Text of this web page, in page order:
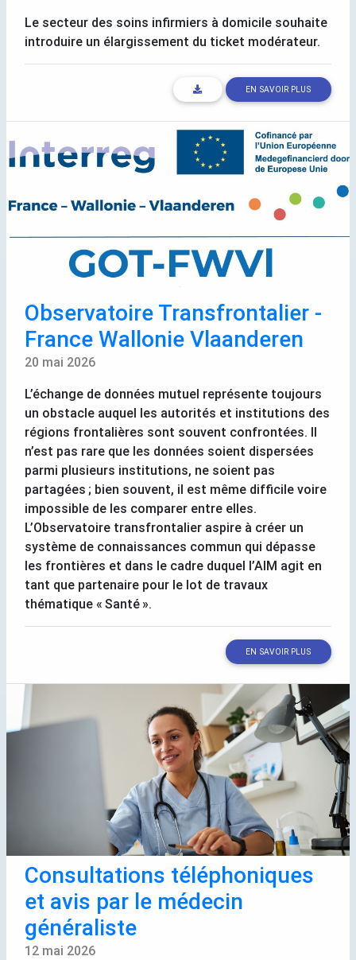
Le secteur des soins infirmiers à domicile souhaite
introduire un élargissement du ticket modérateur.
EN SAVOIR PLUS
Observatoire Transfrontalier -
France Wallonie Vlaanderen
20 mai 2026
L’échange de données mutuel représente toujours
un obstacle auquel les autorités et institutions des
régions frontalières sont souvent confrontées. Il
n’est pas rare que les données soient dispersées
parmi plusieurs institutions, ne soient pas
partagées ; bien souvent, il est même difficile voire
impossible de les comparer entre elles.
L’Observatoire transfrontalier aspire à créer un
système de connaissances commun qui dépasse
les frontières et dans le cadre duquel l’AIM agit en
tant que partenaire pour le lot de travaux
thématique « Santé ».
EN SAVOIR PLUS
Consultations téléphoniques
et avis par le médecin
généraliste
12 mai 2026